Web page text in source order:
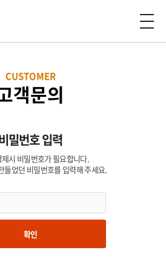
CUSTOMER
객문의
밀번호 입력
시 비밀번호가 필요합니다.
들었던 비밀번호를 입력해 주세요.
확인